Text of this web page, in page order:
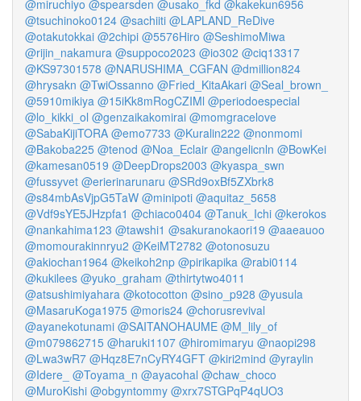
@miruchiyo @spearsden @usako_fkd @kakekun6956
@tsuchinoko0124 @sachiiti @LAPLAND_ReDive
@otakutokkai @2chipi @5576Hiro @SeshimoMiwa
@rijin_nakamura @suppoco2023 @io302 @ciq13317
@KS97301578 @NARUSHIMA_CGFAN @dmillion824
@hrysakn @TwiOssanno @Fried_KitaAkari @Seal_brown_
@5910mikiya @15iKk8mRogCZIMl @periodoespecial
@lo_kikki_ol @genzaikakomirai @momgracelove
@SabaKijiTORA @emo7733 @Kuralin222 @nonmomi
@Bakoba225 @tenod @Noa_Eclair @angelicnln @BowKei
@kamesan0519 @DeepDrops2003 @kyaspa_swn
@fussyvet @erierinarunaru @SRd9oxBf5ZXbrk8
@s84mbAsVjpG5TaW @minipoti @aquitaz_5658
@Vdf9sYE5JHzpfa1 @chiaco0404 @Tanuk_Ichi @kerokos
@nankahima123 @tawshi1 @sakuranokaori19 @aaeauoo
@momourakinnryu2 @KeiMT2782 @otonosuzu
@akiochan1964 @keikoh2np @pirikapika @rabi0114
@kukilees @yuko_graham @thirtytwo4011
@atsushimiyahara @kotocotton @sino_p928 @yusula
@MasaruKoga1975 @moris24 @chorusrevival
@ayanekotunami @SAITANOHAUME @M_lily_of
@m079862715 @haruki1107 @hiromimaryu @naopi298
@Lwa3wR7 @Hqz8E7nCyRY4GFT @kiri2mind @yraylin
@Idere_ @Toyama_n @ayacohal @chaw_choco
@MuroKishi @obgyntommy @xrx7STGPqP4qUO3